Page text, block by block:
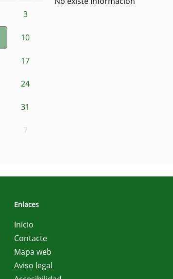
3
10
17
24
31
7
Enlaces
Inicio
Contacte
Mapa web
Aviso legal